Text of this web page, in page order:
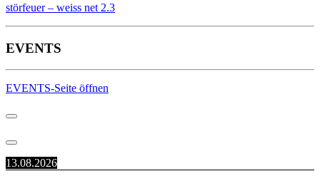
störfeuer – weiss net 2.3
EVENTS
EVENTS-Seite öffnen
13.08.2026